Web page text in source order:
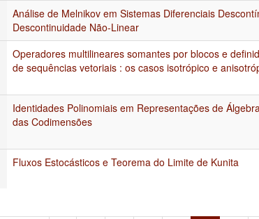
Análise de Melnikov em Sistemas Diferenciais
Descontinuidade Não-Linear
Operadores multilineares somantes por blocos e
de sequências vetoriais : os casos isotrópico e
Identidades Polinomiais em Representações de
das Codimensões
Fluxos Estocásticos e Teorema do Limite de Kunita